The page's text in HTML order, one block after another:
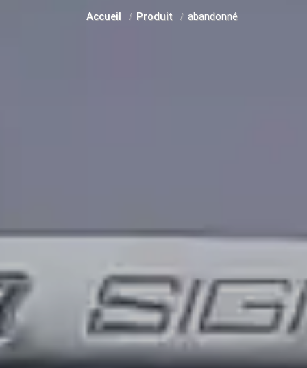
Accueil Produit abandonné